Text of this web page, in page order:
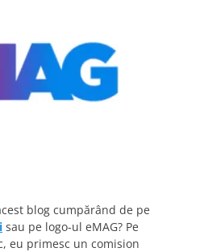
blog cumpărând de pe
sau pe logo-ul eMAG? Pe
eu primesc un comision